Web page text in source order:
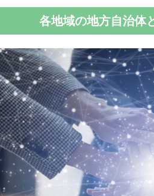
各地域の地方自治体